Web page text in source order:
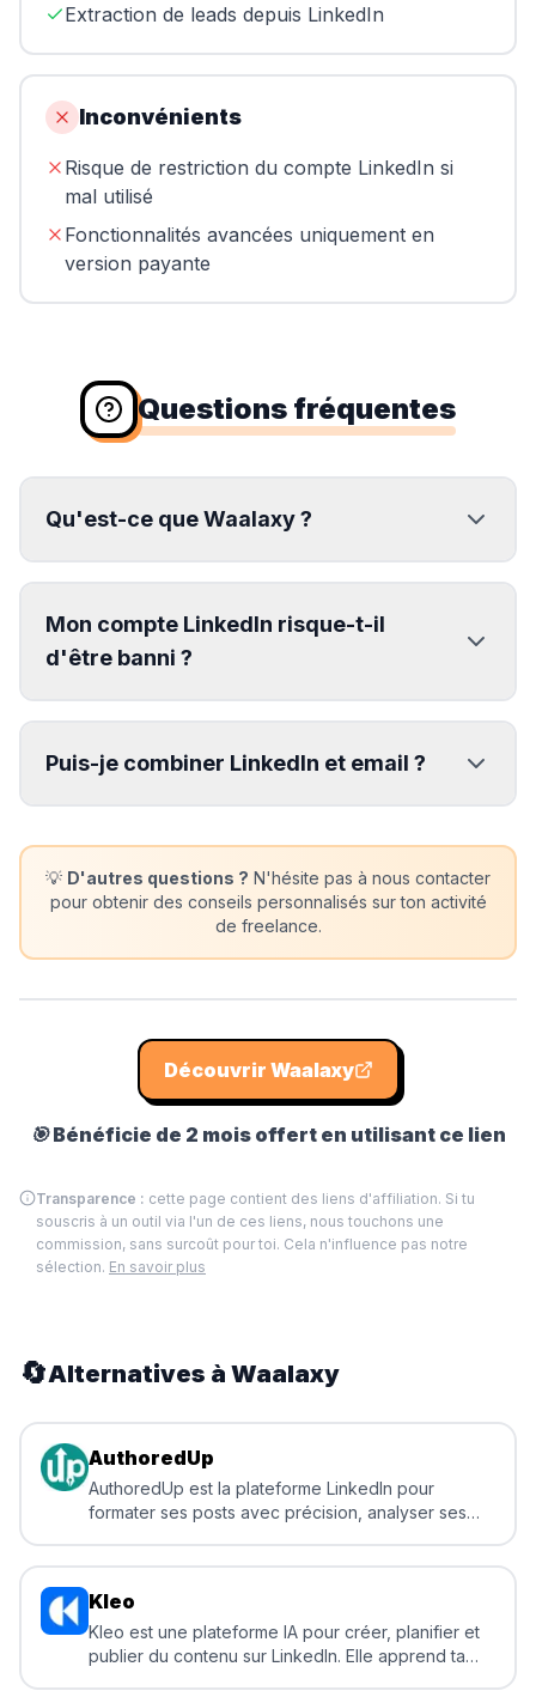
Extraction de leads depuis LinkedIn
Inconvénients
Risque de restriction du compte LinkedIn si
mal utilisé
Fonctionnalités avancées uniquement en
version payante
Questions fréquentes
Qu'est-ce que Waalaxy ?
Mon compte LinkedIn risque-t-il
d'être banni ?
Puis-je combiner LinkedIn et email ?
💡 D'autres questions ? N'hésite pas à nous contacter
pour obtenir des conseils personnalisés sur ton activité
de freelance.
Découvrir Waalaxy
🎯Bénéficie de 2 mois offert en utilisant ce lien
Transparence : cette page contient des liens d'affiliation. Si tu
souscris à un outil via l'un de ces liens, nous touchons une
commission, sans surcoût pour toi. Cela n'influence pas notre
sélection. En savoir plus
🔄Alternatives à Waalaxy
AuthoredUp
AuthoredUp est la plateforme LinkedIn pour
formater ses posts avec précision, analyser ses
Kleo
Kleo est une plateforme IA pour créer, planifier et
publier du contenu sur LinkedIn. Elle apprend ta